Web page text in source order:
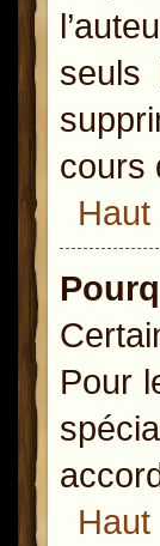
seuls
cours
Haut
Pour
Haut